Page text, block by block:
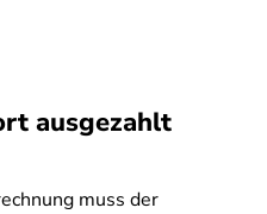
ausgezahlt
muss der